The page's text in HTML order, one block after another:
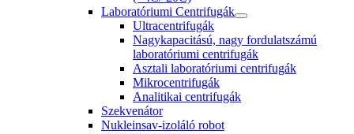
Laboratóriumi Centrifugák
Ultracentrifugák
Nagykapacitású, nagy fordulatszámú
laboratóriumi centrifugák
Asztali laboratóriumi centrifugák
Mikrocentrifugák
Analitikai centrifugák
Szekvenátor
Nukleinsav-izoláló robot